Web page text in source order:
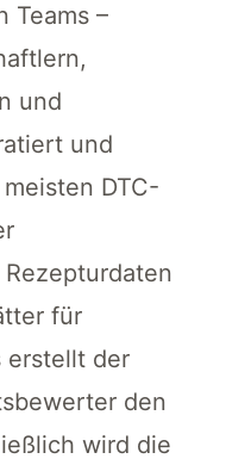
Teams –
und
und
DTC-
für
erstellt der
den
wird die